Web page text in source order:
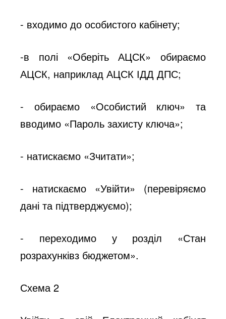
- входимо до особистого кабінету;
-в полі «Оберіть АЦСК» обираємо
АЦСК, наприклад АЦСК ІДД ДПС;
- обираємо «Особистий ключ» та
вводимо «Пароль захисту ключа»;
- натискаємо «Зчитати»;
- натискаємо «Увійти» (перевіряємо
дані та підтверджуємо);
- переходимо у розділ «Стан
розрахунківз бюджетом».
Схема 2